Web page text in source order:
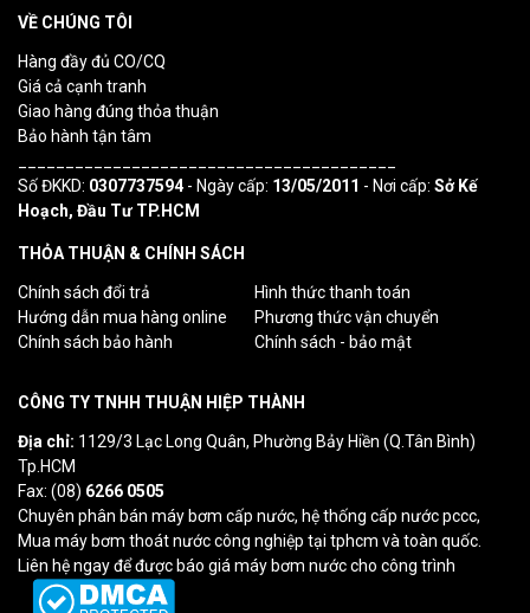
VỀ CHÚNG TÔI
Hàng đầy đủ CO/CQ
Giá cả cạnh tranh
Giao hàng đúng thỏa thuận
Bảo hành tận tâm
Số ĐKKD: 0307737594- Ngày cấp: 13/05/2011 - Nơi cấp: Sở Kế
Hoạch, Đầu Tư TP.HCM
THỎA THUẬN & CHÍNH SÁCH
Chính sách đổi trả
Hình thức thanh toán
Hướng dẫn mua hàng online
Phương thức vận chuyển
Chính sách bảo hành
Chính sách - bảo mật
CÔNG TY TNHH THUẬN HIỆP THÀNH
Địa chỉ: 1129/3 Lạc Long Quân, Phường Bảy Hiền (Q.Tân Bình)
Tp.HCM
Fax: (08) 6266 0505
Chuyên phân bán máy bơm cấp nước, hệ thống cấp nước pccc,
Mua máy bơm thoát nước công nghiệp tại tphcm và toàn quốc.
Liên hệ ngay để được báo giá máy bơm nước cho công trình